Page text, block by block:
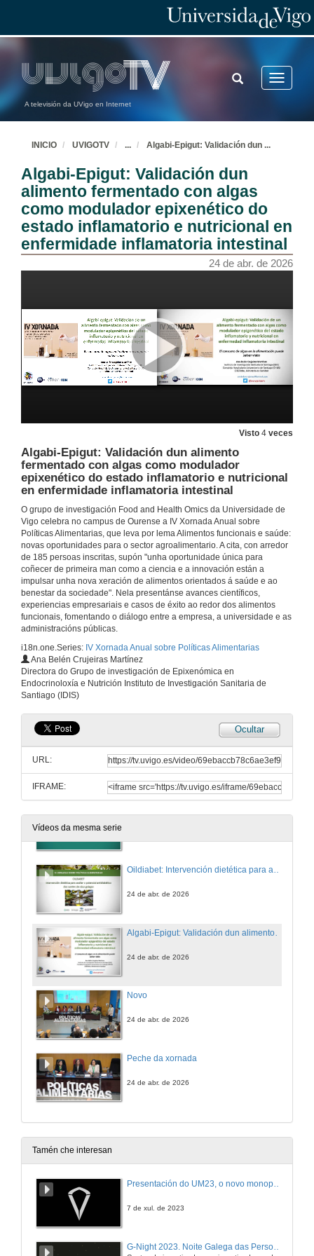
A televisión da UVigo en Internet
Toggle
TOGGLE
SEARCH
INICIO UVIGOTV ... Algabi-Epigut: Validación dun ...
Algabi-Epigut: Validación dun
alimento fermentado con algas
como modulador epixenético do
estado inflamatorio e nutricional en
enfermidade inflamatoria intestinal
24 de abr. de 2026
Visto 4 veces
Algabi-Epigut: Validación dun alimento
fermentado con algas como modulador
epixenético do estado inflamatorio e nutricional
en enfermidade inflamatoria intestinal
O grupo de investigación Food and Health Omics da Universidade de
Vigo celebra no campus de Ourense a IV Xornada Anual sobre
Políticas Alimentarias, que leva por lema Alimentos funcionais e saúde:
novas oportunidades para o sector agroalimentario. A cita, con arredor
de 185 persoas inscritas, supón "unha oportunidade única para
coñecer de primeira man como a ciencia e a innovación están a
impulsar unha nova xeración de alimentos orientados á saúde e ao
benestar da sociedade". Nela presentánse avances científicos,
experiencias empresariais e casos de éxito ao redor dos alimentos
funcionais, fomentando o diálogo entre a empresa, a universidade e as
administracións públicas.
i18n.one.Series: IV Xornada Anual sobre Políticas Alimentarias
Ana Belén Crujeiras Martínez
Directora do Grupo de investigación de Epixenómica en
Endocrinoloxía e Nutrición Instituto de Investigación Sanitaria de
Santiago (IDIS)
Ocultar
URL:
IFRAME:
Vídeos da mesma serie
Apertura
24 de abr. de 2026
24 de abr. de 2026
Garantindo funcionalidade e saúde: estratexias para a vixilancia de contaminantes químicos
24 de abr. de 2026
24 de abr. de 2026
Oildiabet: Intervención dietética para avaliar o potencial antidiabético dos aceites de oliva galegos
24 de abr. de 2026
24 de abr. de 2026
Novo
24 de abr. de 2026
Peche da xornada
24 de abr. de 2026
Tamén che interesan
Presentación do UM23, o novo monopraza de UVigo Motorsport
7 de xul. de 2023